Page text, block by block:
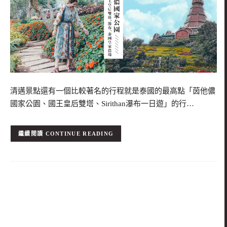
清邁景點還有一個比較著名的行程就是泰國的最高點「茵他儂
國家公園、國王皇后雙塔、Sirithan瀑布一日遊」的行…
CONTINUE READING